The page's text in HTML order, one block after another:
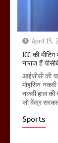
April 15,
ICC की
नाराज हैं
आईसीसी की
मोहसिन
नकवी हाल की
जो केंद्र
Sports